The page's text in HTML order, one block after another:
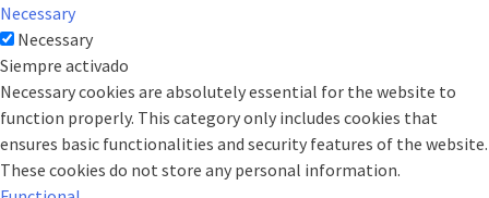
Necessary
Necessary
Siempre activado
Necessary cookies are absolutely essential for the website to
function properly. This category only includes cookies that
ensures basic functionalities and security features of the website.
These cookies do not store any personal information.